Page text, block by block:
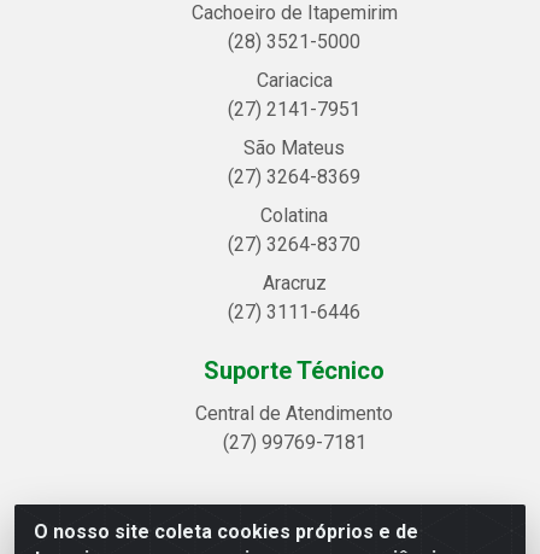
O nosso site coleta cookies próprios e de
Cachoeiro de Itapemirim
(28) 3521-5000
Cariacica
(27) 2141-7951
São Mateus
(27) 3264-8369
Colatina
(27) 3264-8370
Aracruz
(27) 3111-6446
Suporte Técnico
Central de Atendimento
(27) 99769-7181
Linhavix Distribuidora LTDA - Avenida Alegre, 2521 -